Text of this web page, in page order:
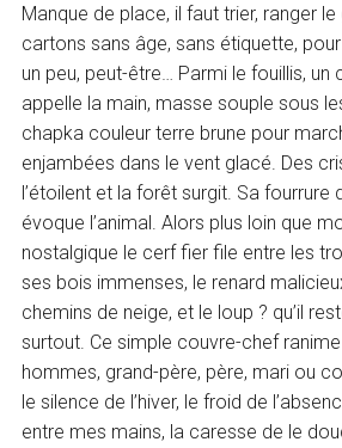
Manque de place, il faut trier, ranger le
cartons sans âge, sans étiquette,
un peu, peut-être… Parmi le fouillis, un
appelle la main, masse souple sous
chapka couleur terre brune pour
enjambées dans le vent glacé. Des
l’étoilent et la forêt surgit. Sa fourrure
évoque l’animal. Alors plus loin que
nostalgique le cerf fier file entre les
ses bois immenses, le renard
chemins de neige, et le loup ? qu’il
surtout. Ce simple couvre-chef
hommes, grand-père, père, mari ou
le silence de l’hiver, le froid de
entre mes mains, la caresse de le